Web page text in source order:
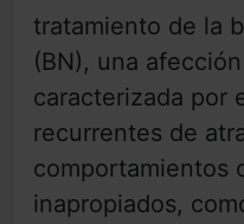
tratamiento de la
(BN), una
caracterizada por
recurrentes de
comportamientos
inapropiados,